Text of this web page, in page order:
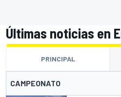
Últimas noticias en
PRINCIPAL
CAMPEONATO